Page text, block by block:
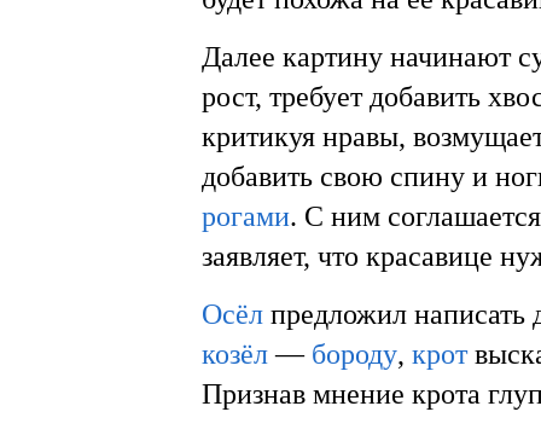
Далее картину начинают
рост, требует добавить
критикуя нравы,
добавить свою спину и
рогами. С ним
заявляет, что красавице
Осёл предложил
козёл— бороду, крот
Признав мнение крота